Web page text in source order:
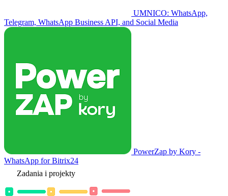
UMNICO: WhatsApp,
Telegram, WhatsApp Business API, and Social Media
PowerZap by Kory -
WhatsApp for Bitrix24
Zadania i projekty